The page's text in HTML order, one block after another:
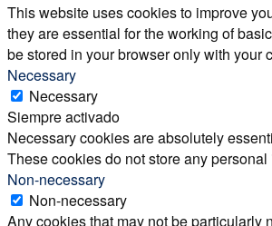
This website uses cookies to improve
they are essential for the working of
be stored in your browser only with your
Necessary
Necessary
Siempre activado
Necessary cookies are absolutely
These cookies do not store any personal
Non-necessary
Non-necessary
Any cookies that may not be particularly